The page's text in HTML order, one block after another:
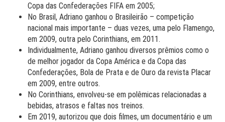
Copa das Confederações FIFA em 2005;
No Brasil, Adriano ganhou o Brasileirão – competição
nacional mais importante – duas vezes, uma pelo Flamengo,
em 2009, outra pelo Corinthians, em 2011.
Individualmente, Adriano ganhou diversos prêmios como o
de melhor jogador da Copa América e da Copa das
Confederações, Bola de Prata e de Ouro da revista Placar
em 2009, entre outros.
No Corinthians, envolveu-se em polêmicas relacionadas a
bebidas, atrasos e faltas nos treinos.
Em 2019, autorizou que dois filmes, um documentário e um